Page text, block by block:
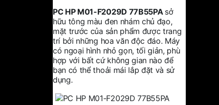
PC HPM01-F2029D 77B55PA sở
hữu tông màu đen nhám chủ đạo,
mặt trước của sản phẩm được trang
trí bởi những hoa văn độc đáo. Máy
có ngoại hình nhỏ gọn, tối giản, phù
hợp với bất cứ không gian nào để
bạn có thể thoải mái lắp đặt và sử
dụng.